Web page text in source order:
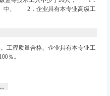
中、 2．企业具有本专业高级工
程质量合格。企业具有本专业工
％。